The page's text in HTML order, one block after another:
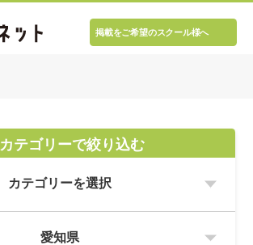
掲載をご希望のスクール様へ
カテゴリーで絞り込む